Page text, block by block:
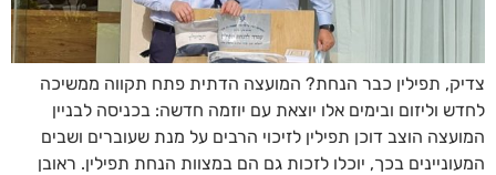
צדיק, תפילין כבר הנחת? המועצה הדתית פתח תקווה ממשיכה
לחדש וליזום ובימים אלו יוצאת עם יוזמה חדשה: בכניסה לבניין
המועצה הוצב דוכן תפילין לזיכוי הרבים על מנת שעוברים ושבים
המעוניינים בכך, יוכלו לזכות גם הם במצוות הנחת תפילין. ראובן